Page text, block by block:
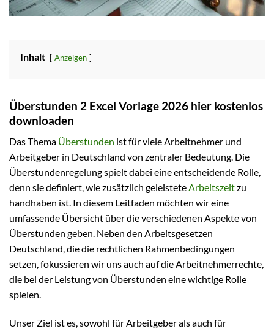
Inhalt Anzeigen
Überstunden 2 Excel Vorlage 2026 hier kostenlos
downloaden
Das Thema Überstunden ist für viele Arbeitnehmer und
Arbeitgeber in Deutschland von zentraler Bedeutung. Die
Überstundenregelung spielt dabei eine entscheidende Rolle,
denn sie definiert, wie zusätzlich geleisteteArbeitszeitzu
handhaben ist. In diesem Leitfaden möchten wir eine
umfassende Übersicht über die verschiedenen Aspekte von
Überstunden geben. Neben den Arbeitsgesetzen
Deutschland, die die rechtlichen Rahmenbedingungen
setzen, fokussieren wir uns auch auf die Arbeitnehmerrechte,
die bei der Leistung von Überstunden eine wichtige Rolle
spielen.
Unser Ziel ist es, sowohl für Arbeitgeber als auch für